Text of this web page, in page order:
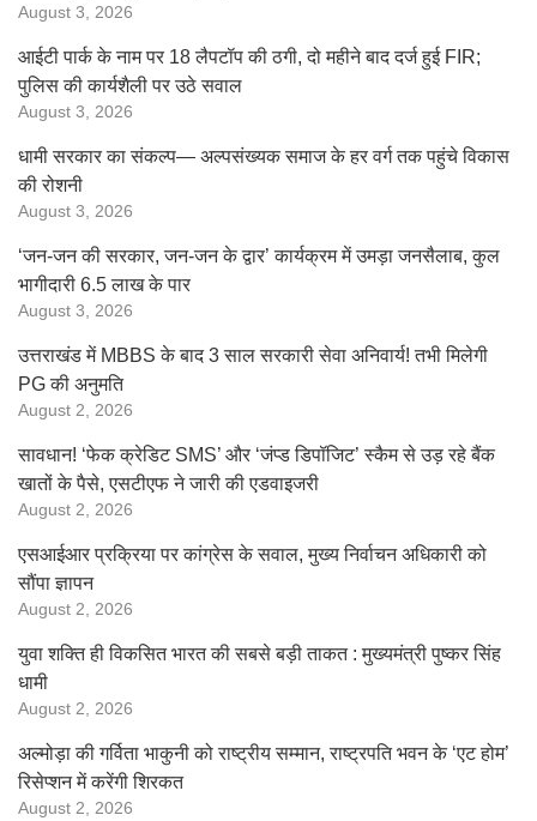
August 3, 2026
आईटी पार्क के नाम पर 18 लैपटॉप की ठगी, दो महीने बाद दर्ज हुई FIR;
पुलिस की कार्यशैली पर उठे सवाल
August 3, 2026
धामी सरकार का संकल्प— अल्पसंख्यक समाज के हर वर्ग तक पहुंचे विकास
की रोशनी
August 3, 2026
‘जन-जन की सरकार, जन-जन के द्वार’ कार्यक्रम में उमड़ा जनसैलाब, कुल
भागीदारी 6.5 लाख के पार
August 3, 2026
उत्तराखंड में MBBS के बाद 3 साल सरकारी सेवा अनिवार्य! तभी मिलेगी
PG की अनुमति
August 2, 2026
सावधान! ‘फेक क्रेडिट SMS’ और ‘जंप्ड डिपॉजिट’ स्कैम से उड़ रहे बैंक
खातों के पैसे, एसटीएफ ने जारी की एडवाइजरी
August 2, 2026
एसआईआर प्रक्रिया पर कांग्रेस के सवाल, मुख्य निर्वाचन अधिकारी को
सौंपा ज्ञापन
August 2, 2026
युवा शक्ति ही विकसित भारत की सबसे बड़ी ताकत : मुख्यमंत्री पुष्कर सिंह
धामी
August 2, 2026
अल्मोड़ा की गर्विता भाकुनी को राष्ट्रीय सम्मान, राष्ट्रपति भवन के ‘एट होम’
रिसेप्शन में करेंगी शिरकत
August 2, 2026